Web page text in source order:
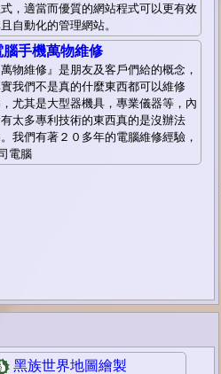
，適當而優質的網站程式可以更有效
自動化的管理網站。
腦手機萬物維修
萬物維修』是朋友及客戶們給的概念，
我們不是真的什麼東西都可以維修
尤其是大型器機具，專業儀器等，內
太多專利技術的東西真的是沒辦法
我們有著２０多年的電腦維修經驗，
電腦
黑族世界地圖繪製